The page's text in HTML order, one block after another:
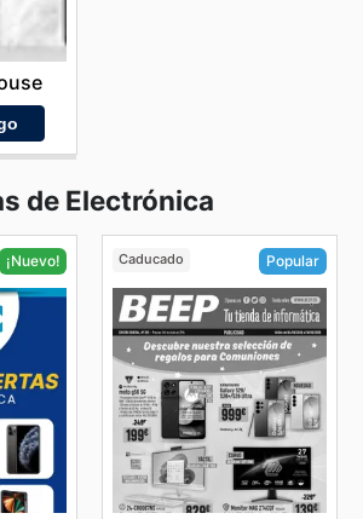
de Electrónica
¡Nuevo! Caducado Popular